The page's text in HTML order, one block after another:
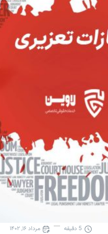
5 دقیقه مرداد ۱۶, ۱۴۰۲